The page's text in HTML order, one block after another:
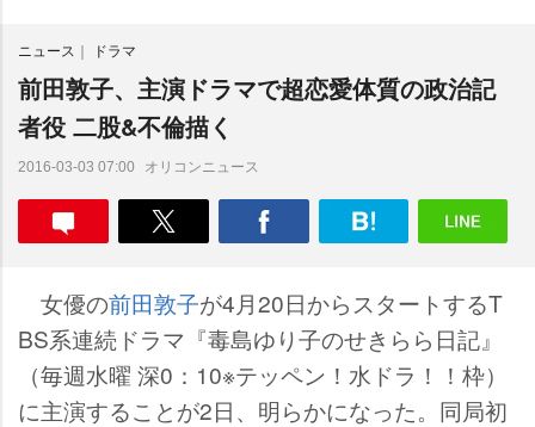
t
e
ニュース ドラマ
前田敦子、主演ドラマで超恋愛体質の政治記
者役 二股&不倫描く
2016-03-03 07:00 オリコンニュース
女優の前田敦子が4月20日からスタートするT
BS系連続ドラマ『毒島ゆり子のせきらら日記』
（毎週水曜 深0：10※テッペン！水ドラ！！枠）
に主演することが2日、明らかになった。同局初